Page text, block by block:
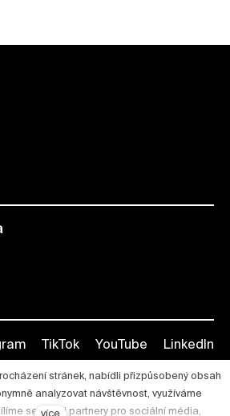
TikTok YouTube LinkedIn
stránek, nabídli přizpůsobený obsah
analyzovat návštěvnost, využíváme
se svými partnery pro sociální média,
více